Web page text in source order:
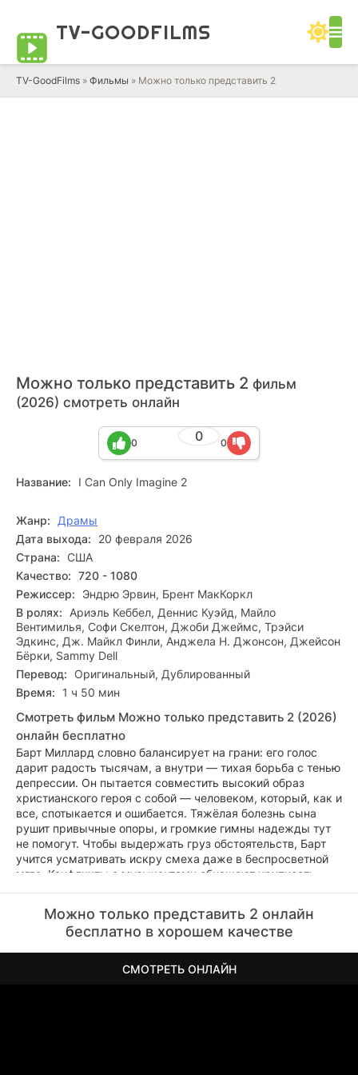
TV-GOODFILMS
TV-GoodFilms » Фильмы » Можно только представить 2
Можно только представить 2 фильм
(2026) смотреть онлайн
0
0 0
Название: I Can Only Imagine 2
Жанр:
Драмы
Дата выхода:
20 февраля 2026
Страна: США
Качество: 720 - 1080
Режиссер:
Эндрю Эрвин, Брент МакКоркл
В ролях:
Ариэль Кеббел, Деннис Куэйд, Майло
Вентимилья, Софи Скелтон, Джоби Джеймс, Трэйси
Эдкинс, Дж. Майкл Финли, Анджела Н. Джонсон, Джейсон
Бёрки, Sammy Dell
Перевод: Оригинальный, Дублированный
Время:
1 ч 50 мин
Смотреть фильм Можно только представить 2 (2026)
онлайн бесплатно
Барт Миллард словно балансирует на грани: его голос
дарит радость тысячам, а внутри — тихая борьба с тенью
депрессии. Он пытается совместить высокий образ
христианского героя с собой — человеком, который, как и
все, спотыкается и ошибается. Тяжёлая болезнь сына
рушит привычные опоры, и громкие гимны надежды тут
не помогут. Чтобы выдержать груз обстоятельств, Барт
учится усматривать искру смеха даже в беспросветной
мгле. Конфликты с музыкантами обнажают хрупкость
деталях — верит, что именно через них звучит тихий голос
свыше. Новый альбом для него — не просто работа, а
спасательный круг. И вот на студии гаснет свет, и в
кромешной тьме остаётся только его голос.
Можно только представить 2 онлайн
бесплатно в хорошем качестве
СМОТРЕТЬ ОНЛАЙН